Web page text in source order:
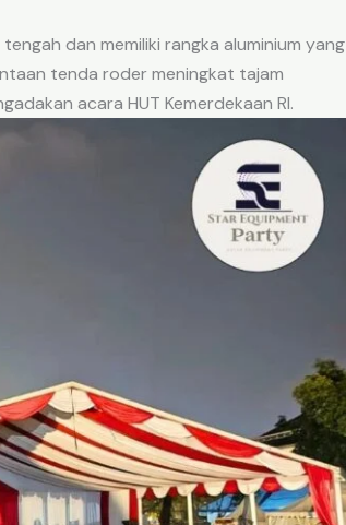
dan memiliki rangka aluminium yang
tenda roder meningkat tajam
acara HUT Kemerdekaan RI.